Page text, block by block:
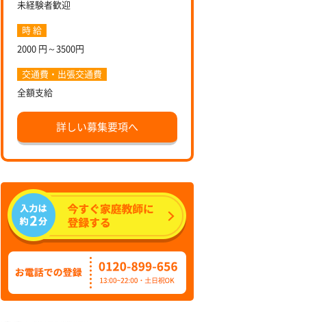
未経験者歓迎
時 給
2000 円～3500円
交通費・出張交通費
全額支給
詳しい募集要項へ